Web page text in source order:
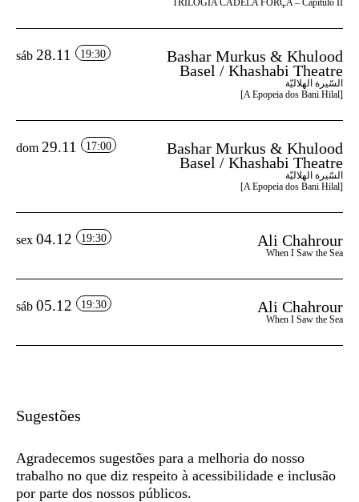
TRILOGIA CADELA FORÇA – Capítulo II
sáb 28.11 19:30
Bashar Murkus & Khulood
Basel / Khashabi Theatre
السّيرة الهلاليّة
[A Epopeia dos Bani Hilal]
dom 29.11 17:00
Bashar Murkus & Khulood
Basel / Khashabi Theatre
السّيرة الهلاليّة
[A Epopeia dos Bani Hilal]
sex 04.12 19:30 Ali Chahrour
When I Saw the Sea
sáb 05.12 19:30 Ali Chahrour
When I Saw the Sea
Sugestões
Agradecemos sugestões para a melhoria do nosso
trabalho no que diz respeito à acessibilidade e inclusão
por parte dos nossos públicos.